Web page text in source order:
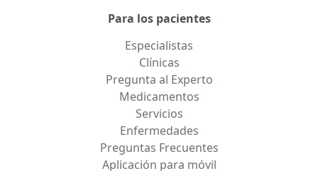
Para los pacientes
Especialistas
Clínicas
Pregunta al Experto
Medicamentos
Servicios
Enfermedades
Preguntas Frecuentes
Aplicación para móvil